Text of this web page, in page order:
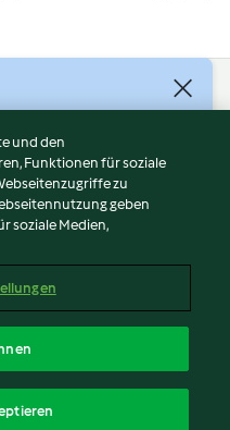
und den
Funktionen für soziale
zu
geben
soziale Medien,